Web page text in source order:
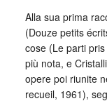
Alla sua prima
(Douze petits
cose (Le parti
più nota, e
opere poi riunite
recueil, 1961),